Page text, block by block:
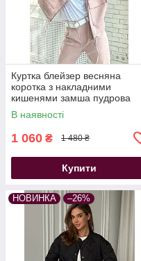
Куртка блейзер весняна
коротка з накладними
кишенями замша пудрова
В наявності
1 060 ₴ 1 480 ₴
Купити
НОВИНКА –26%